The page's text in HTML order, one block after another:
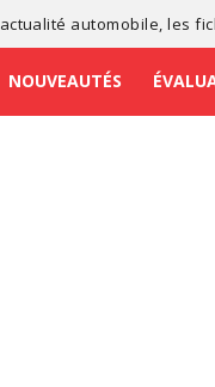
actualité automobile , les
NOUVEAUTÉS